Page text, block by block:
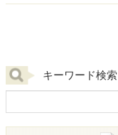
キーワード検索